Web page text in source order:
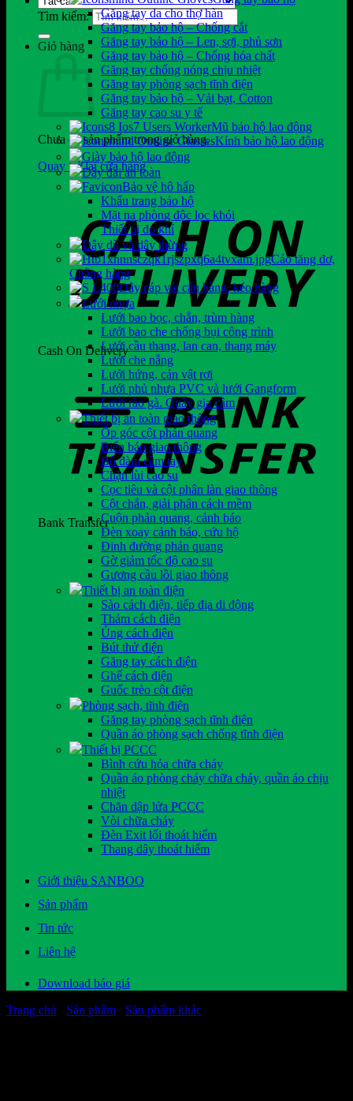
Tìm kiếm:
Giỏ hàng
Chưa có sản phẩm trong giỏ hàng.
Quay trở lại cửa hàng
Cash On Delivery
Bank Transfer
Găng tay da cho thợ hàn
Găng tay bảo hộ – Chống cắt
Găng tay bảo hộ – Len, sợi, phủ sơn
Găng tay bảo hộ – Chống hóa chất
Găng tay chống nóng chịu nhiệt
Găng tay phòng sạch tĩnh điện
Găng tay bảo hộ – Vải bạt, Cotton
Găng tay cao su y tế
Mũ bảo hộ lao động
Kính bảo hộ lao động
Giày bảo hộ lao động
Dây đai an toàn
Bảo vệ hô hấp
Khẩu trang bảo hộ
Mặt nạ phòng độc lọc khói
Thiết bị đo khí
Dây dù và dây thừng
Cảo tăng đơ,
Chằng hàng
Dây cáp vải cẩu hàng, kéo hàng
Lưới nhựa
Lưới bao bọc, chắn, trùm hàng
Lưới bao che chống bụi công trình
Lưới cầu thang, lan can, thang máy
Lưới che nắng
Lưới hứng, cản vật rơi
Lưới phủ nhựa PVC và lưới Gangform
Lưới rào gà. Quây gia cầm
Thiết bị an toàn giao thông
Ốp góc cột phản quang
Biển báo giao thông
Bộ đàm cầm tay
Chặn lùi cao su
Cọc tiêu và cột phân làn giao thông
Cột chắn, giải phân cách mềm
Cuộn phản quang, cảnh báo
Đèn xoay cảnh báo, cứu hộ
Đinh đường phản quang
Gờ giảm tốc độ cao su
Gương cầu lồi giao thông
Thiết bị an toàn điện
Sào cách điện, tiếp địa di động
Thảm cách điện
Ủng cách điện
Bút thử điện
Găng tay cách điện
Ghế cách điện
Guốc trèo cột điện
Phòng sạch, tĩnh điện
Găng tay phòng sạch tĩnh điện
Quần áo phòng sạch chống tĩnh điện
Thiết bị PCCC
Bình cứu hỏa chữa cháy
Quần áo phòng cháy chữa cháy, quần áo chịu
nhiệt
Chăn dập lửa PCCC
Vòi chữa cháy
Đèn Exit lối thoát hiểm
Thang dây thoát hiểm
Giới thiệu SANBOO
Sản phẩm
Tin tức
Liên hệ
Download báo giá
Trang chủ
Sản phẩm Sản phẩm khác